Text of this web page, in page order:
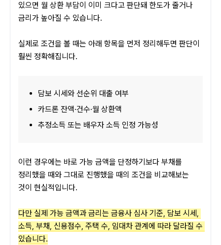
있으면 월 상환 부담이 이미 크다고 판단돼 한도가 줄거나
금리가 높아질 수 있습니다.
실제로 조건을 볼 때는 아래 항목을 먼저 정리해두면 판단이
훨씬 정확해집니다.
담보 시세와 선순위 대출 여부
카드론 잔액·건수·월 상환액
추정소득 또는 배우자 소득 인정 가능성
이런 경우에는 바로 가능 금액을 단정하기보다 부채를
정리했을 때와 그대로 진행했을 때의 조건을 비교해보는
것이 현실적입니다.
다만 실제 가능 금액과 금리는 금융사 심사 기준, 담보 시세,
소득, 부채, 신용점수, 주택 수, 임대차 관계에 따라 달라질 수
있습니다.